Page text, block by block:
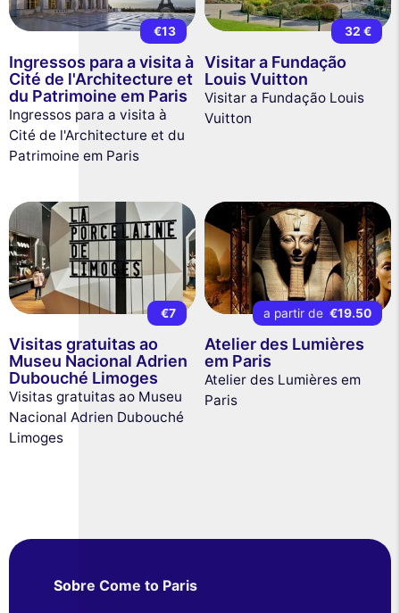
€13
Ingressos para a visita à
Cité de l'Architecture et
du Patrimoine em Paris
Ingressos para a visita à
Cité de l'Architecture et du
Patrimoine em Paris
32 €
Visitar a Fundação
Louis Vuitton
Visitar a Fundação Louis
Vuitton
€7
Visitas gratuitas ao
Museu Nacional Adrien
Dubouché Limoges
Visitas gratuitas ao Museu
Nacional Adrien Dubouché
Limoges
a partir de €19.50
Atelier des Lumières
em Paris
Atelier des Lumières em
Paris
Sobre Come to Paris